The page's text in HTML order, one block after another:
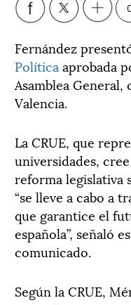
Fernández
Política aprobada
Asamblea General,
Valencia.
La CRUE, que
universidades,
reforma legislativa
“se lleve a cabo a
que garantice el
española”, señaló
comunicado.
Según la CRUE,